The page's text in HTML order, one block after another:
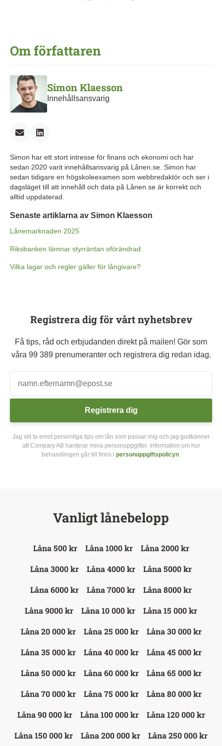
Om författaren
Simon Klaesson
Innehållsansvarig
Simon har ett stort intresse för finans och ekonomi och har
sedan 2020 varit innehållsansvarig på Lånen.se. Simon har
sedan tidigare en högskoleexamen som webbredaktör och ser i
dagsläget till att innehåll och data på Lånen.se är korrekt och
alltid uppdaterad.
Senaste artiklarna av Simon Klaesson
Lånemarknaden 2025
Riksbanken lämnar styrräntan oförändrad
Vilka lagar och regler gäller för långivare?
Registrera dig för vårt nyhetsbrev
Få tips, råd och erbjudanden direkt på mailen! Gör som
våra 99 389 prenumeranter och registrera dig redan idag.
Registrera dig
Jag vill ta emot personliga tips om lån som passar mig och jag godkänner
att Compary AB hanterar mina personuppgifter. Information om hur
behandlingen går till finns i personuppgiftspolicyn
Vanligt lånebelopp
Låna 500 kr Låna 1000 kr
Låna 2000 kr
Låna 3000 kr
Låna 4000 kr
Låna 5000 kr
Låna 6000 kr
Låna 7000 kr
Låna 8000 kr
Låna 9000 kr
Låna 10 000 kr
Låna 15 000 kr
Låna 20 000 kr
Låna 25 000 kr
Låna 30 000 kr
Låna 35 000 kr
Låna 40 000 kr
Låna 45 000 kr
Låna 50 000 kr
Låna 60 000 kr
Låna 65 000 kr
Låna 70 000 kr
Låna 75 000 kr
Låna 80 000 kr
Låna 90 000 kr
Låna 100 000 kr
Låna 120 000 kr
Låna 150 000 kr
Låna 200 000 kr
Låna 250 000 kr